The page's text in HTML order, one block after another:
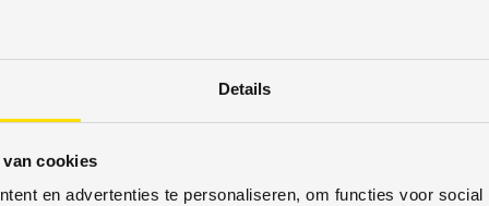
Details
cookies
en advertenties te personaliseren, om functies voor social
VOOR PLAK